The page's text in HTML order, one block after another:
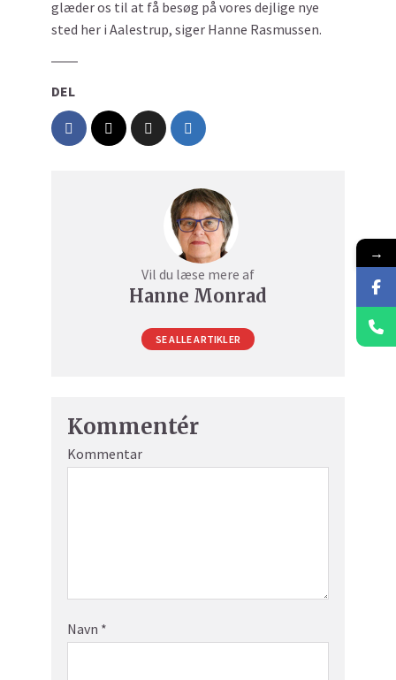
glæder os til at få besøg på vores dejlige nye
sted her i Aalestrup, siger Hanne Rasmussen.
DEL
Vil du læse mere af
Hanne Monrad
SE ALLE ARTIKLER
Kommentér
Kommentar
Navn *
→